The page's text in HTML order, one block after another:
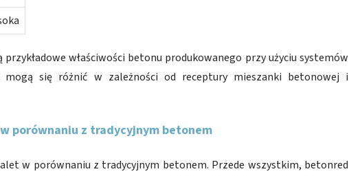
właściwości betonu produkowanego przy użyciu systemów
mogą się różnić w zależności od receptury mieszanki betonowej i
porównaniu z tradycyjnym betonem
w porównaniu z tradycyjnym betonem. Przede wszystkim, betonred